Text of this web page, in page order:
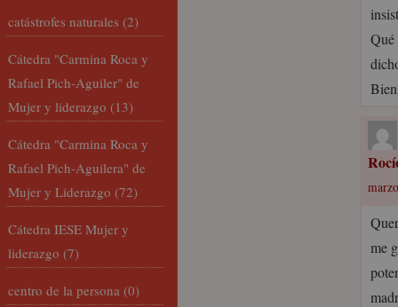
Qué
me
catástrofes naturales (2)
Cátedra "Carmina Roca y
Rafael Pich-Aguiler" de
Mujer y liderazgo (13)
Cátedra "Carmina Roca y
Rafael Pich-Aguilera" de
Mujer y Liderazgo (72)
Cátedra IESE Mujer y
liderazgo (7)
centro de la persona (0)